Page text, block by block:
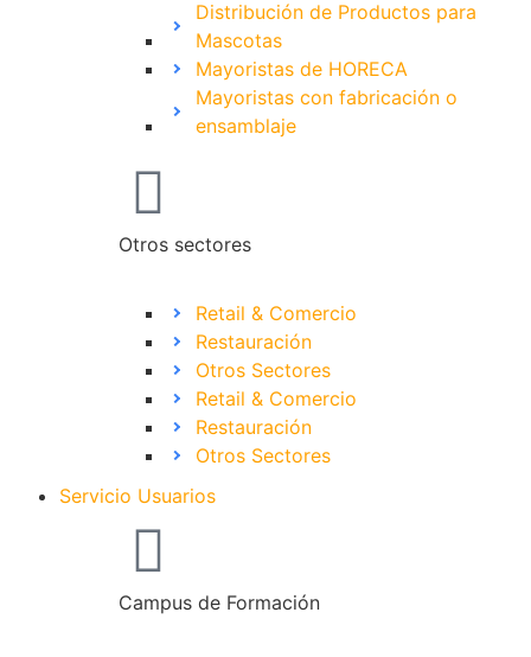
Distribución de Productos para
Mascotas
Mayoristas de HORECA
Mayoristas con fabricación o
ensamblaje
Otros sectores
Retail & Comercio
Restauración
Otros Sectores
Retail & Comercio
Restauración
Otros Sectores
Servicio Usuarios
Campus de Formación